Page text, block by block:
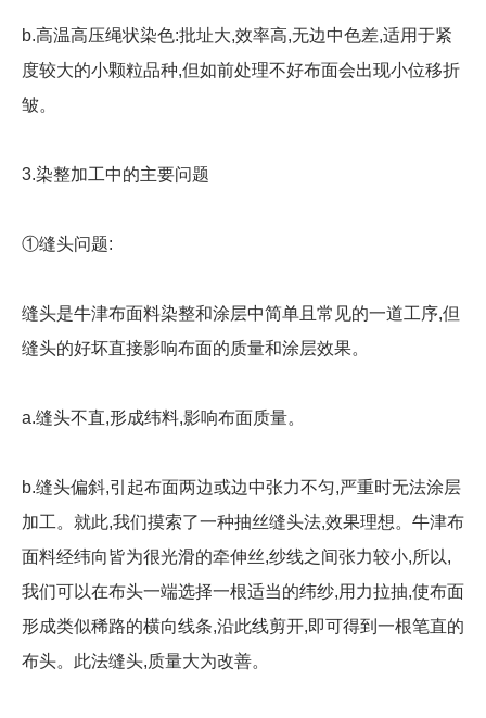
b.高温高压绳状染色:批址大,效率高,无边中色差,适用于紧
度较大的小颗粒品种,但如前处理不好布面会出现小位移折
皱。
3.染整加工中的主要问题
①缝头问题:
缝头是牛津布面料染整和涂层中简单且常见的一道工序,但
缝头的好坏直接影响布面的质量和涂层效果。
a.缝头不直,形成纬料,影响布面质量。
b.缝头偏斜,引起布面两边或边中张力不匀,严重时无法涂层
加工。就此,我们摸索了一种抽丝缝头法,效果理想。牛津布
面料经纬向皆为很光滑的牵伸丝,纱线之间张力较小,所以,
我们可以在布头一端选择一根适当的纬纱,用力拉抽,使布面
形成类似稀路的横向线条,沿此线剪开,即可得到一根笔直的
布头。此法缝头,质量大为改善。